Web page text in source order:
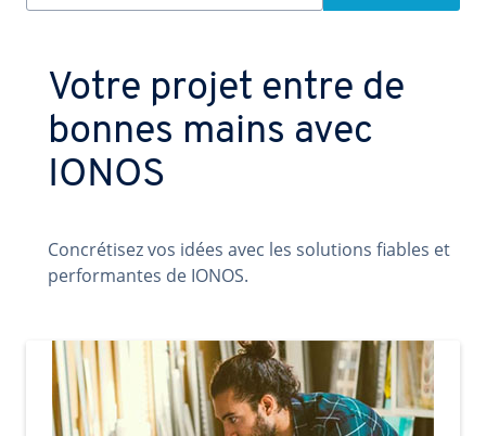
Votre projet entre de
bonnes mains avec
IONOS
Concrétisez vos idées avec les solutions fiables et
performantes de IONOS.